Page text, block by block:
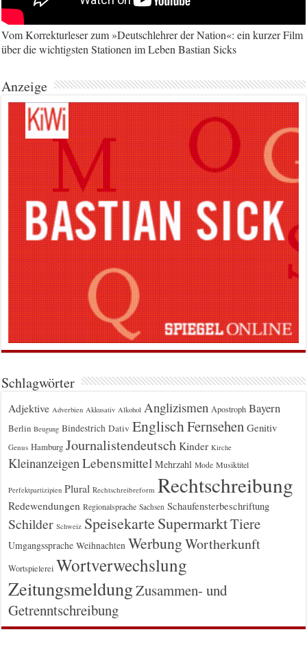
Vom Korrekturleser zum »Deutschlehrer der Nation«: ein kurzer Film
über die wichtigsten Stationen im Leben Bastian Sicks
Anzeige
Schlagwörter
Adjektive Adverbien Akkusativ Alkohol Anglizismen Apostroph Bayern
Berlin Beugung Bindestrich Dativ EnglischFernsehen Genitiv
Genus Hamburg Journalistendeutsch Kinder Kirche
Kleinanzeigen Lebensmittel Mehrzahl Mode Musiktitel
Perfektpartizipien Plural Rechtschreibreform Rechtschreibung
Redewendungen Regionalsprache Sachsen Schaufensterbeschriftung
Schilder Schweiz Speisekarte SupermarktTiere
Umgangssprache Weihnachten WerbungWortherkunft
Wortspielerei Wortverwechslung
ZeitungsmeldungZusammen- und
Getrenntschreibung